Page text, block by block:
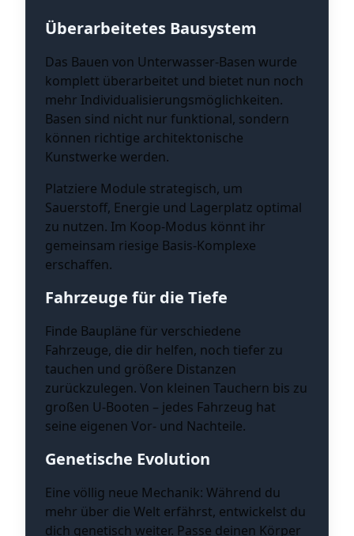
Überarbeitetes Bausystem
Das Bauen von Unterwasser-Basen wurde
komplett überarbeitet und bietet nun noch
mehr Individualisierungsmöglichkeiten.
Basen sind nicht nur funktional, sondern
können richtige architektonische
Kunstwerke werden.
Platziere Module strategisch, um
Sauerstoff, Energie und Lagerplatz optimal
zu nutzen. Im Koop-Modus könnt ihr
gemeinsam riesige Basis-Komplexe
erschaffen.
Fahrzeuge für die Tiefe
Finde Baupläne für verschiedene
Fahrzeuge, die dir helfen, noch tiefer zu
tauchen und größere Distanzen
zurückzulegen. Von kleinen Tauchern bis zu
großen U-Booten – jedes Fahrzeug hat
seine eigenen Vor- und Nachteile.
Genetische Evolution
Eine völlig neue Mechanik: Während du
mehr über die Welt erfährst, entwickelst du
dich genetisch weiter. Passe deinen Körper